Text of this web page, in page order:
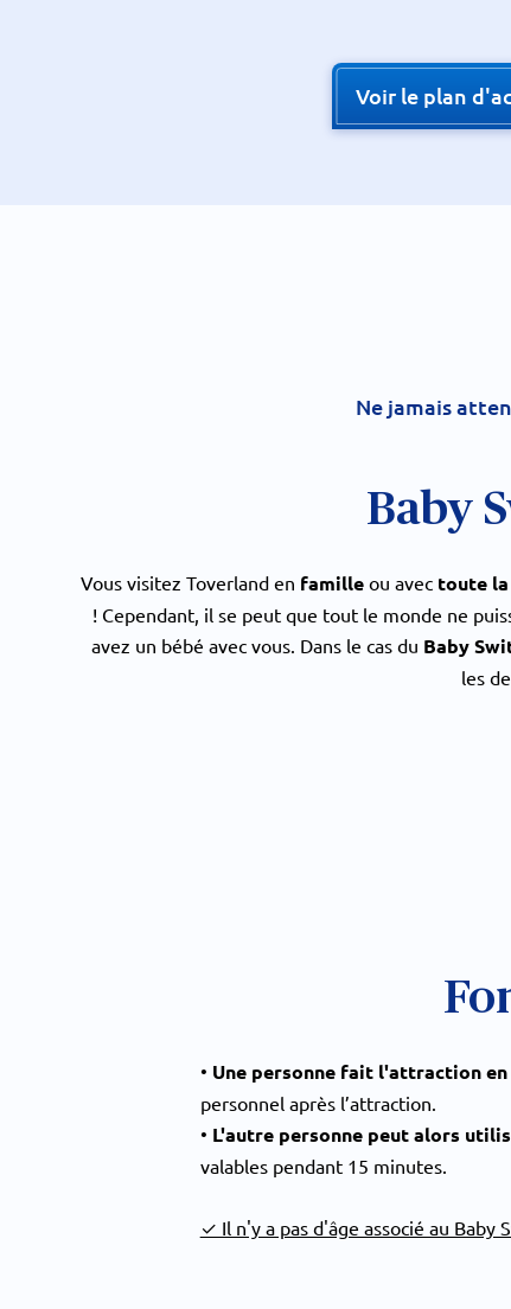
Voir le plan
Ne jamais
Baby
Vous visitez Toverland en famille ou avec toute
! Cependant, il se peut que tout le monde ne
avez un bébé avec vous. Dans le cas du Baby
les
• Une personne fait l'attraction
personnel après l’attraction.
• L'autre personne peut alors
valables pendant 15 minutes.
✓ Il n'y a pas d'âge associé au Baby